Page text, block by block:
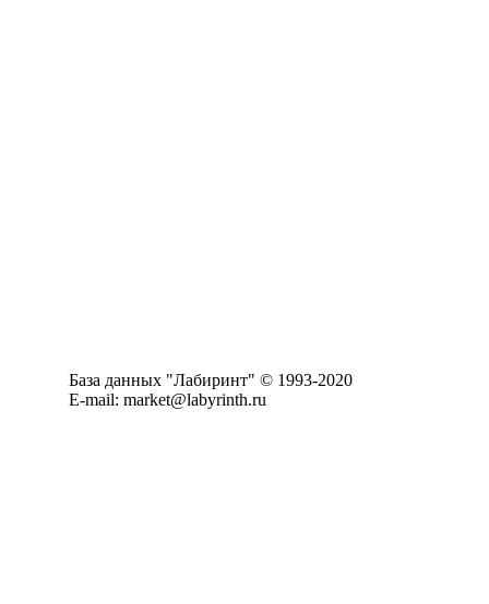
База данных "Лабиринт" © 1993-2020
E-mail: market@labyrinth.ru